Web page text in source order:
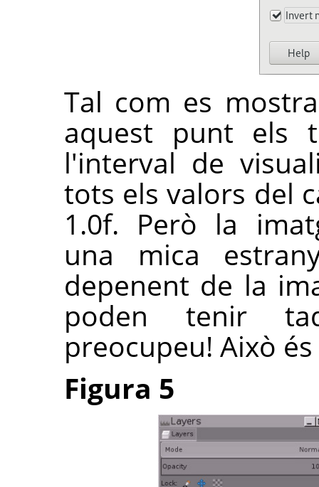
Tal com es
aquest punt els
l'interval de
tots els valors del
1.0f. Però la
una mica
depenent de la
poden tenir
preocupeu! Això
Figura 5